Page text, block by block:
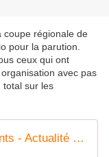
coupe régionale de
pour la parution.
ceux qui ont
avec pas
total sur les
Cyclo-cross de Voves : Classements - Actualité - DirectVelo